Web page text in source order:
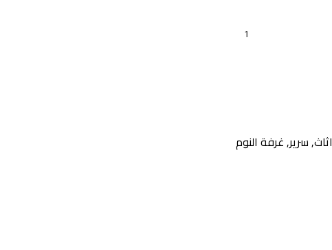
اثاث,سرير,غرفة النوم